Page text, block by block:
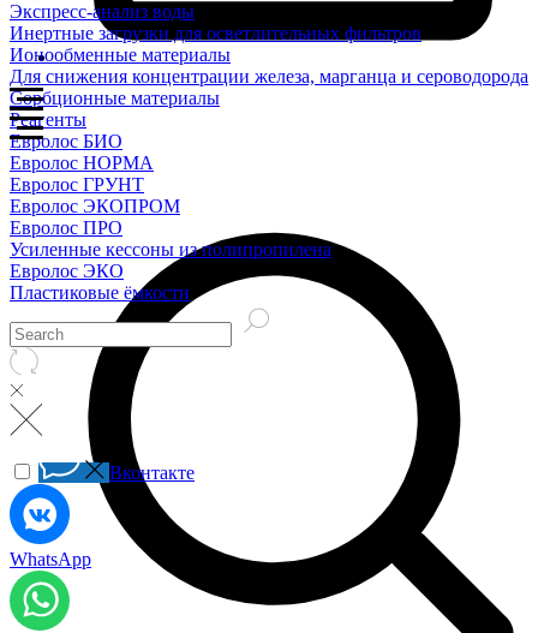
Экспресс-анализ воды
Инертные загрузки для осветлительных фильтров
Ионообменные материалы
Для снижения концентрации железа, марганца и сероводорода
Сорбционные материалы
Реагенты
Евролос БИО
Евролос НОРМА
Евролос ГРУНТ
Евролос ЭКОПРОМ
Евролос ПРО
Усиленные кессоны из полипропилена
Евролос ЭКО
Пластиковые ёмкости
Вконтакте
WhatsApp